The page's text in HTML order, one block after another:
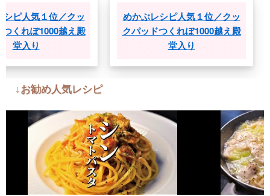
わかめレシピ人気１位／クッ
クパッドつくれぽ1000越え殿
めかぶレシピ人気１位／
クパッドつくれぽ1000越
↓お勧め人気レシピ